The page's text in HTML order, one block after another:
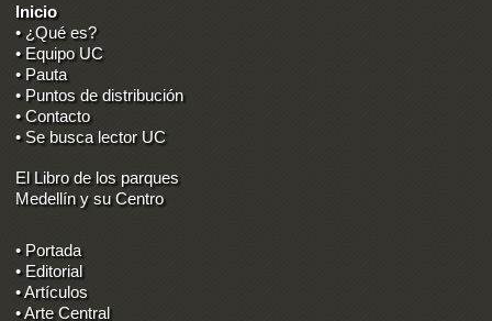
Inicio
• ¿Qué es?
• Equipo UC
• Pauta
• Puntos de distribución
• Contacto
• Se busca lector UC
El Libro de los parques
Medellín y su Centro
• Portada
• Editorial
• Artículos
• Arte Central